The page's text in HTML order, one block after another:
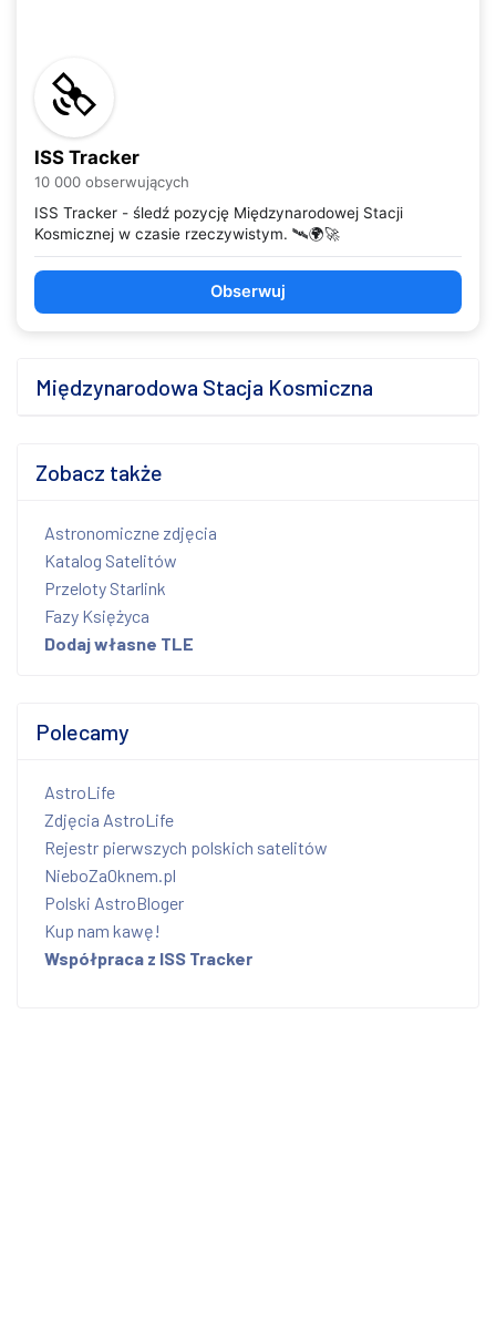
ISS Tracker
10 000 obserwujących
ISS Tracker - śledź pozycję Międzynarodowej Stacji
Kosmicznej w czasie rzeczywistym. 🛰️🌍🚀
Obserwuj
Międzynarodowa Stacja Kosmiczna
Zobacz także
Astronomiczne zdjęcia
Katalog Satelitów
Przeloty Starlink
Fazy Księżyca
Dodaj własne TLE
Polecamy
AstroLife
Zdjęcia AstroLife
Rejestr pierwszych polskich satelitów
NieboZaOknem.pl
Polski AstroBloger
Kup nam kawę!
Współpraca z ISS Tracker